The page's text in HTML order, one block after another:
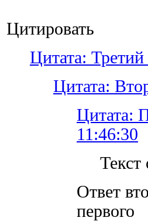
Цитировать
Цитата:
Цитата:
Цитата:
11:46:30
Текст
Ответ
первого